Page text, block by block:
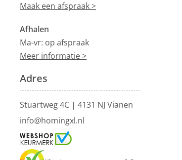
Maak een afspraak >
Afhalen
Ma-vr: op afspraak
Meer informatie >
Adres
Stuartweg 4C | 4131 NJ Vianen
info@homingxl.nl